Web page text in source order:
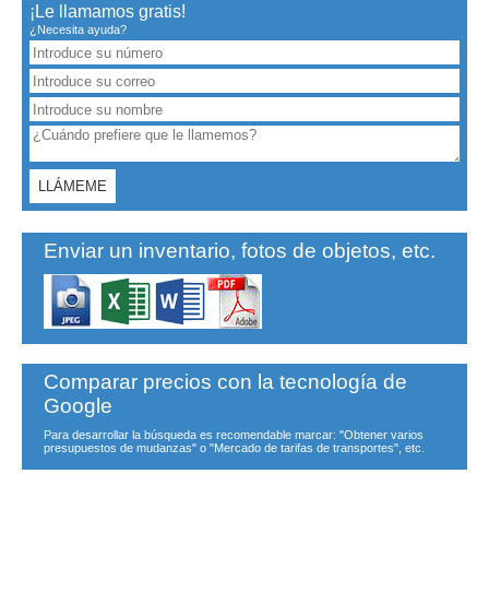
¡Le llamamos gratis!
¿Necesita ayuda?
Enviar un inventario, fotos de objetos, etc.
Comparar precios con la tecnología de
Google
Para desarrollar la búsqueda es recomendable marcar: "Obtener varios
presupuestos de mudanzas" o "Mercado de tarifas de transportes", etc.